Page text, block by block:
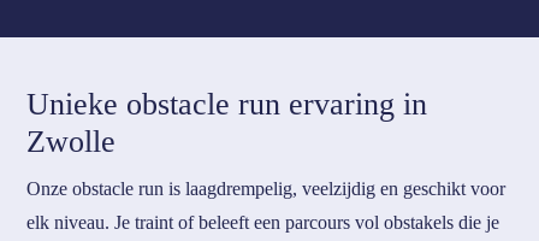
Unieke obstacle run ervaring in
Zwolle
Onze obstacle run is laagdrempelig, veelzijdig en geschikt voor
elk niveau. Je traint of beleeft een parcours vol obstakels die je